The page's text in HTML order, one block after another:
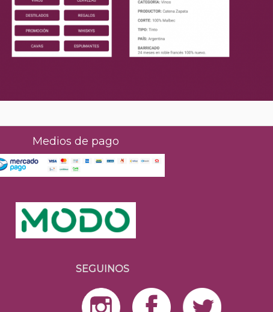
Medios de pago
SEGUINOS